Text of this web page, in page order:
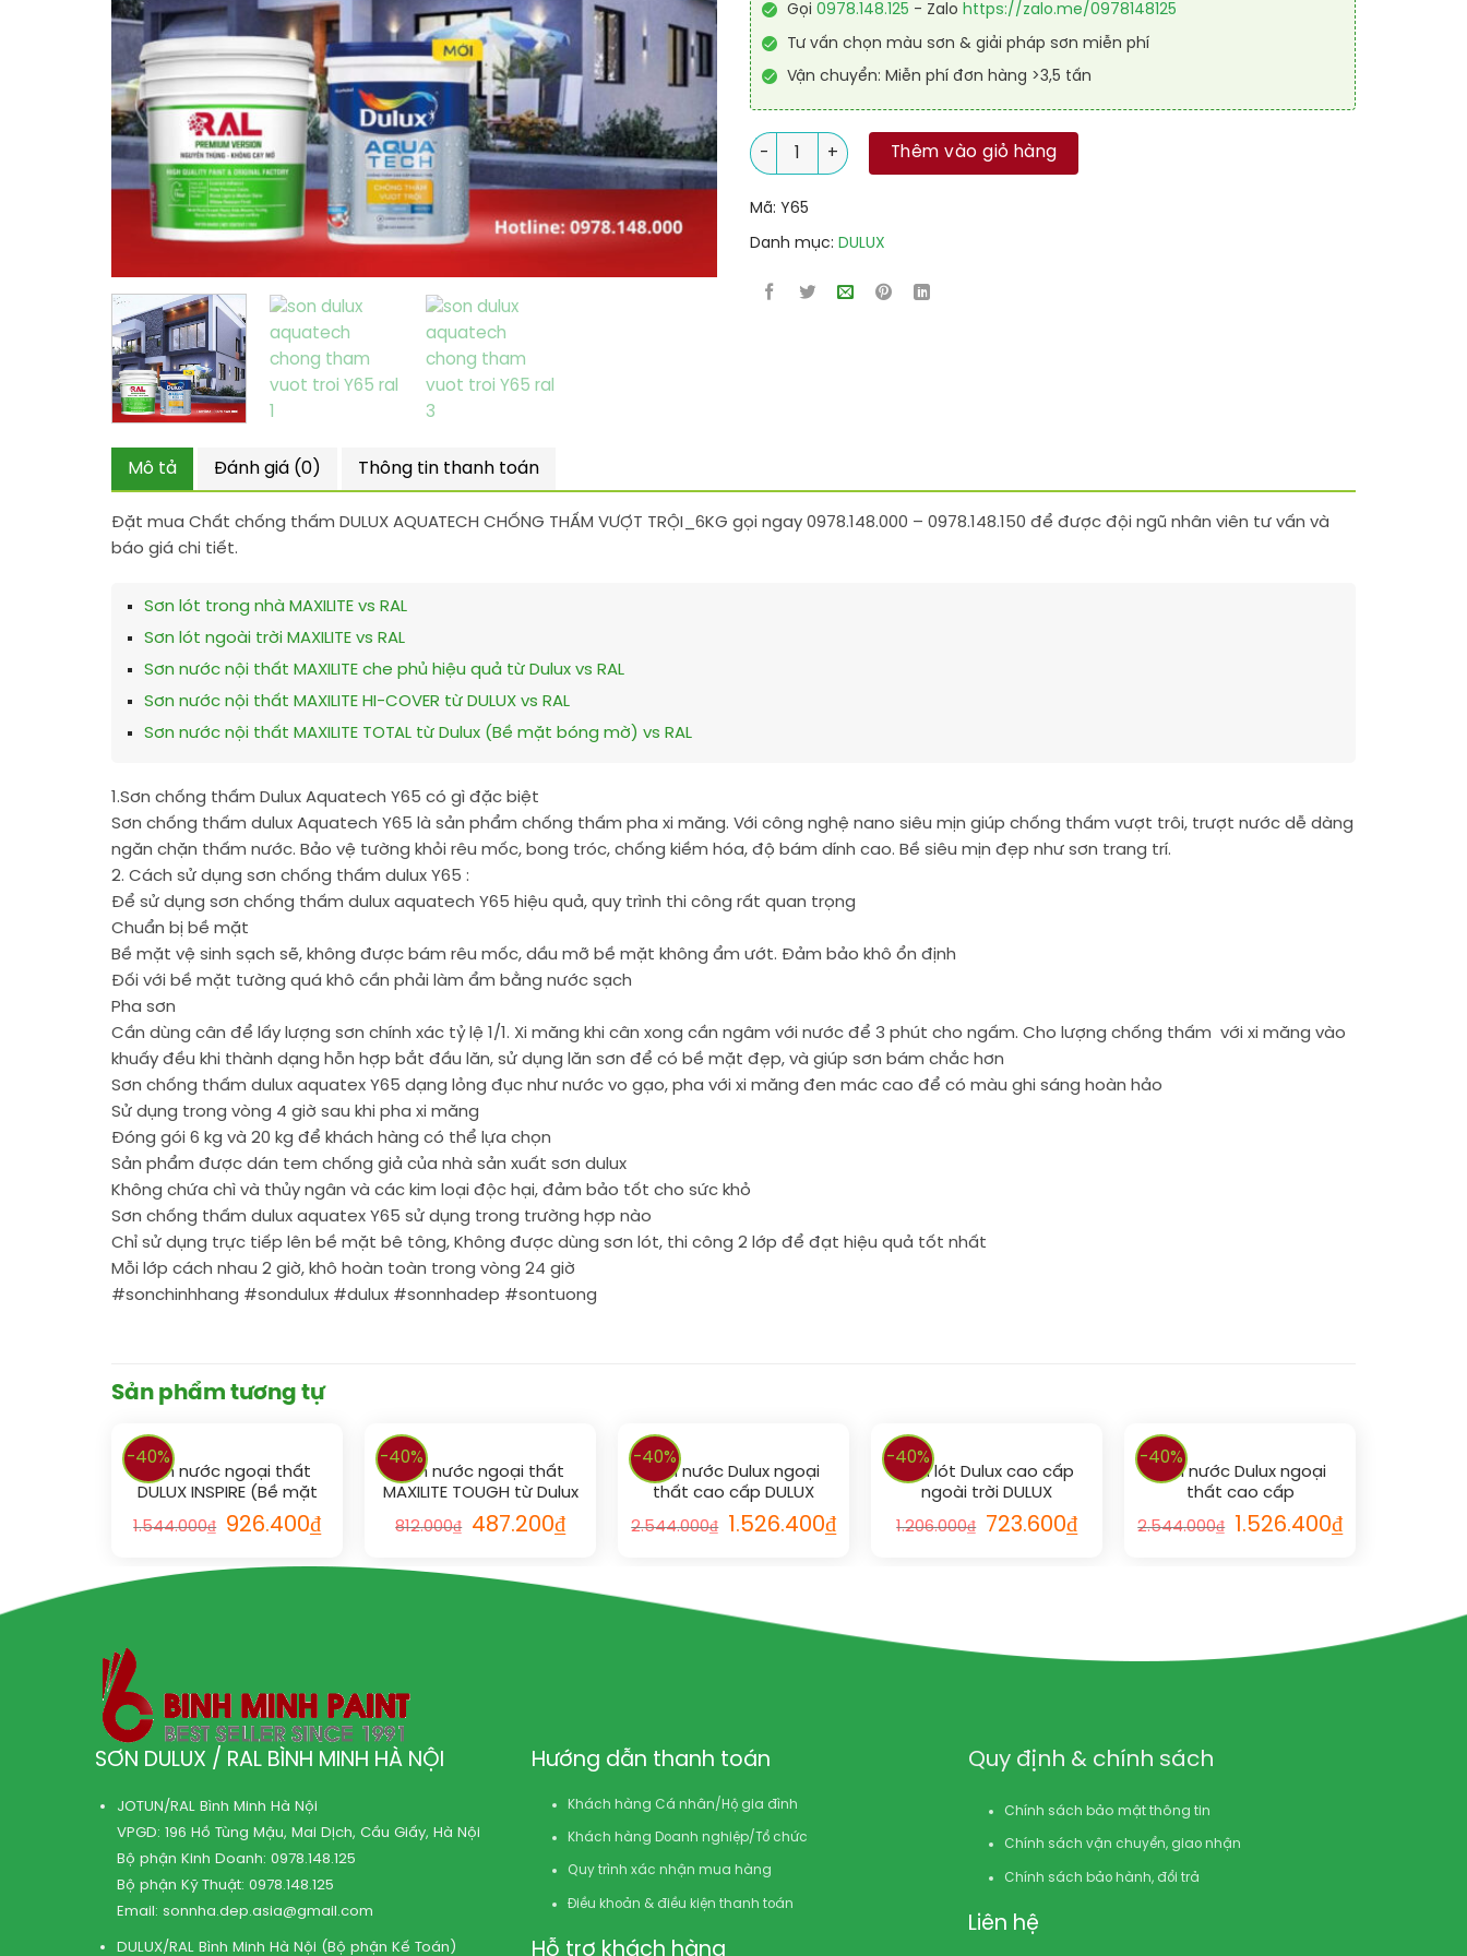
Gọi 0978.148.125 - Zalo https://zalo.me/0978148125
Tư vấn chọn màu sơn & giải pháp sơn miễn phí
Vận chuyển: Miễn phí đơn hàng >3,5 tấn
Chất chống thấm DULUX AQUATECH CHỐNG THẤM VƯỢT TRỘI_6KG vs RAL số lượng
Thêm vào giỏ hàng
Mã: Y65
Danh mục: DULUX
Mô tả Đánh giá (0) Thông tin thanh toán
Đặt mua Chất chống thấm DULUX AQUATECH CHỐNG THẤM VƯỢT TRỘI_6KG gọi ngay 0978.148.000 – 0978.148.150 để được đội ngũ nhân viên tư vấn và
báo giá chi tiết.
Sơn lót trong nhà MAXILITE vs RAL
Sơn lót ngoài trời MAXILITE vs RAL
Sơn nước nội thất MAXILITE che phủ hiệu quả từ Dulux vs RAL
Sơn nước nội thất MAXILITE HI-COVER từ DULUX vs RAL
Sơn nước nội thất MAXILITE TOTAL từ Dulux (Bề mặt bóng mờ) vs RAL
1.Sơn chống thấm Dulux Aquatech Y65 có gì đặc biệt
Sơn chống thấm dulux Aquatech Y65 là sản phẩm chống thấm pha xi măng. Với công nghệ nano siêu mịn giúp chống thấm vượt trôi, trượt nước dễ dàng
ngăn chặn thấm nước. Bảo vệ tường khỏi rêu mốc, bong tróc, chống kiềm hóa, độ bám dính cao. Bề siêu mịn đẹp như sơn trang trí.
2. Cách sử dụng sơn chống thấm dulux Y65 :
Để sử dụng sơn chống thấm dulux aquatech Y65 hiệu quả, quy trình thi công rất quan trọng
Chuẩn bị bề mặt
Bề mặt vệ sinh sạch sẽ, không được bám rêu mốc, dầu mỡ bề mặt không ẩm ướt. Đảm bảo khô ổn định
Đối với bề mặt tường quá khô cần phải làm ẩm bằng nước sạch
Pha sơn
Cần dùng cân để lấy lượng sơn chính xác tỷ lệ 1/1. Xi măng khi cân xong cần ngâm với nước để 3 phút cho ngấm. Cho lượng chống thấm với xi măng vào
khuấy đều khi thành dạng hỗn hợp bắt đầu lăn, sử dụng lăn sơn để có bề mặt đẹp, và giúp sơn bám chắc hơn
Sơn chống thấm dulux aquatex Y65 dạng lỏng đục như nước vo gạo, pha với xi măng đen mác cao để có màu ghi sáng hoàn hảo
Sử dụng trong vòng 4 giờ sau khi pha xi măng
Đóng gói 6 kg và 20 kg để khách hàng có thể lựa chọn
Sản phẩm được dán tem chống giả của nhà sản xuất sơn dulux
Không chứa chì và thủy ngân và các kim loại độc hại, đảm bảo tốt cho sức khỏ
Sơn chống thấm dulux aquatex Y65 sử dụng trong trường hợp nào
Chỉ sử dụng trực tiếp lên bề mặt bê tông, Không được dùng sơn lót, thi công 2 lớp để đạt hiệu quả tốt nhất
Mỗi lớp cách nhau 2 giờ, khô hoàn toàn trong vòng 24 giờ
#sonchinhhang #sondulux #dulux #sonnhadep #sontuong
Sản phẩm tương tự
-40%
Sơn nước ngoại thất
DULUX INSPIRE (Bề mặt
bóng)_5L vs RAL
1.544.000₫ 926.400₫
-40%
Sơn nước ngoại thất
MAXILITE TOUGH từ Dulux
(Bề mặt bóng mờ)_5L vs
RAL
812.000₫ 487.200₫
-40%
Sơn nước Dulux ngoại
thất cao cấp DULUX
WEATHERSHIELD (Bề mặt
mờ)_5L vs RAL
2.544.000₫ 1.526.400₫
-40%
Sơn lót Dulux cao cấp
ngoài trời DULUX
WEATHERSHIELD (Chống
kiềm)_5L vs RAL
1.206.000₫ 723.600₫
-40%
Sơn nước Dulux ngoại
thất cao cấp
WEATHERSHIELD (Bề mặt
bóng) vs RAL
2.544.000₫ 1.526.400₫
SƠN DULUX / RAL BÌNH MINH HÀ NỘI
JOTUN/RAL Bình Minh Hà Nội
VPGD: 196 Hồ Tùng Mậu, Mai Dịch, Cầu Giấy, Hà Nội
Bộ phận Kinh Doanh:0978.148.125
Bộ phận Kỹ Thuật:0978.148.125
Email: sonnha.dep.asia@gmail.com
DULUX/RAL Bình Minh Hà Nội (Bộ phận Kế Toán)
Hướng dẫn thanh toán
Khách hàng Cá nhân/Hộ gia đình
Khách hàng Doanh nghiệp/Tổ chức
Quy trình xác nhận mua hàng
Điều khoản & điều kiện thanh toán
Hỗ trợ khách hàng
Quy định & chính sách
Chính sách bảo mật thông tin
Chính sách vận chuyển, giao nhận
Chính sách bảo hành, đổi trả
Liên hệ